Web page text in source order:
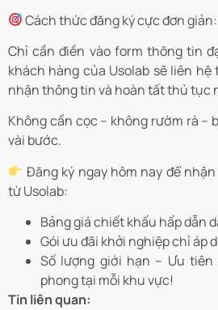
Cách thức đăng ký cực đơn giản:
Chỉ cần điền vào form thông tin
khách hàng của Usolab sẽ liên
nhận thông tin và hoàn tất thủ tục
Không cần cọc – không rườm rà –
vài bước.
Đăng ký ngay hôm nay để
từ Usolab:
Bảng giá chiết khấu hấp dẫn
Gói ưu đãi khởi nghiệp chỉ áp
Số lượng giới hạn – Ưu
phong tại mỗi khu vực!
Tin liên quan: